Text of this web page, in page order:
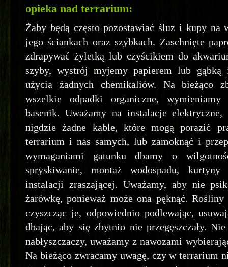
opieka nad terrarium:
Żaby będą często pozostawiać śluz i kupy na
jego ściankach oraz szybkach. Zaschnięte
zdrapywać żyletką lub czyścikiem do
szyby, wystrój myjemy papierem lub gąbką
użycia żadnych chemikaliów. Na bieżąco
wszelkie odpadki organiczne,
basenik. Uważamy na instalacje elektryczne,
nigdzie żadne kable, które mogą porazić
terrarium i nas samych, lub zamoknąć i
wymaganiami gatunku dbamy o
spryskiwanie, montaż wodospadu,
instalacji zraszającej. Uważamy, aby nie
żarówkę, ponieważ może ona pęknąć.
czyszcząc je, odpowiednio podlewając,
dbając, aby się zbytnio nie przegęszczały.
nabłyszczaczy, uważamy z nawozami
Na bieżąco zwracamy uwagę, czy w terrarium